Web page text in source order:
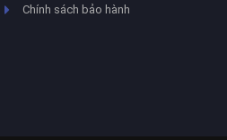
Chính sách bảo hành